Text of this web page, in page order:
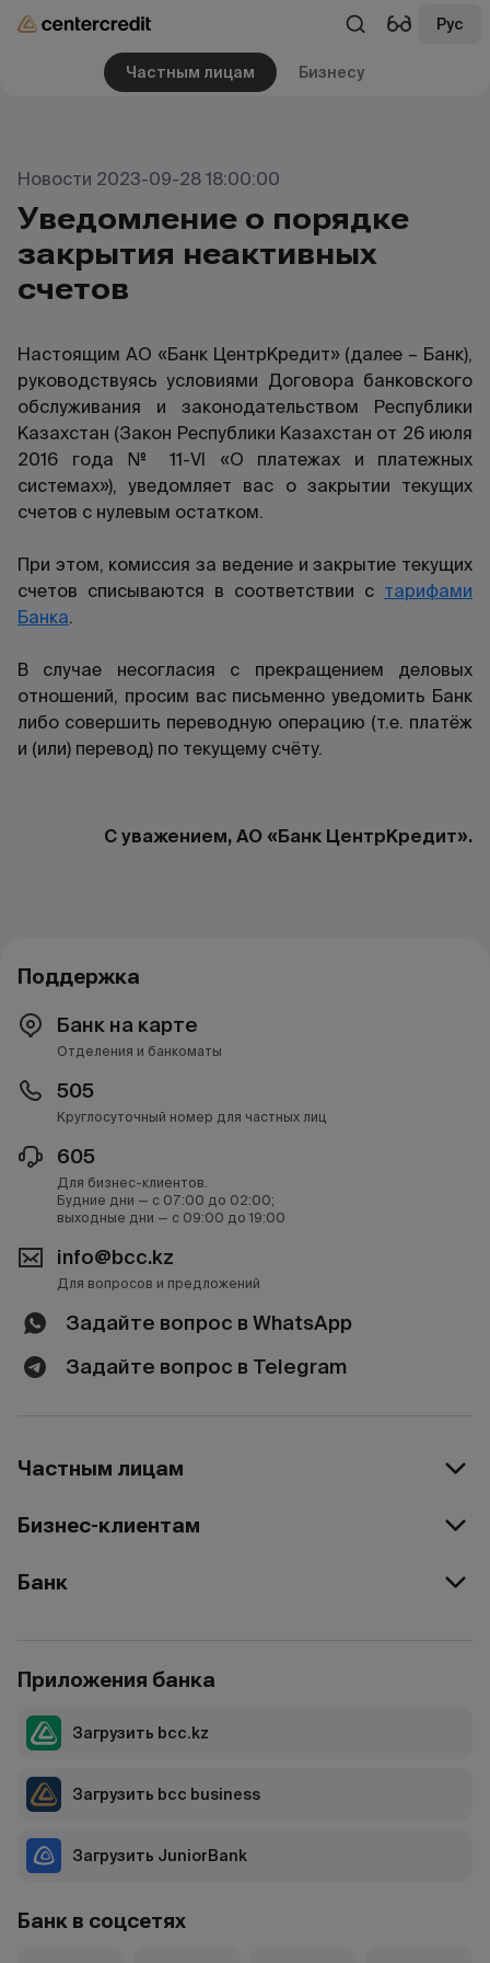
Рус
Частным лицам Бизнесу
Новости 2023-09-28 18:00:00
Уведомление о порядке
закрытия неактивных
счетов
Настоящим АО «Банк ЦентрКредит» (далее – Банк),
руководствуясь условиями Договора банковского
обслуживания и законодательством Республики
Казахстан (Закон Республики Казахстан от 26 июля
2016 года № 11-VІ «О платежах и платежных
системах»), уведомляет вас о закрытии текущих
счетов с нулевым остатком.
При этом, комиссия за ведение и закрытие текущих
счетов списываются в соответствии с тарифами
Банка.
В случае несогласия с прекращением деловых
отношений, просим вас письменно уведомить Банк
либо совершить переводную операцию (т.е. платёж
и (или) перевод) по текущему счёту.
C уважением, АО «Банк ЦентрКредит».
Поддержка
Банк на карте
Отделения и банкоматы
505
Круглосуточный номер для частных лиц
605
Для бизнес-клиентов.
Будние дни — с 07:00 до 02:00;
выходные дни — с 09:00 до 19:00
info@bcc.kz
Для вопросов и предложений
Задайте вопрос в WhatsApp
Задайте вопрос в Telegram
Частным лицам
Бизнес-клиентам
Банк
Банк в соцсетях
Приложения банка
Загрузить bcc.kz
Загрузить bcc business
Загрузить JuniorBank